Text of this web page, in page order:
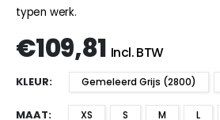
typen werk.
€109,81 Incl. BTW
KLEUR Gemeleerd Grijs (2800)
MAAT XS S M L